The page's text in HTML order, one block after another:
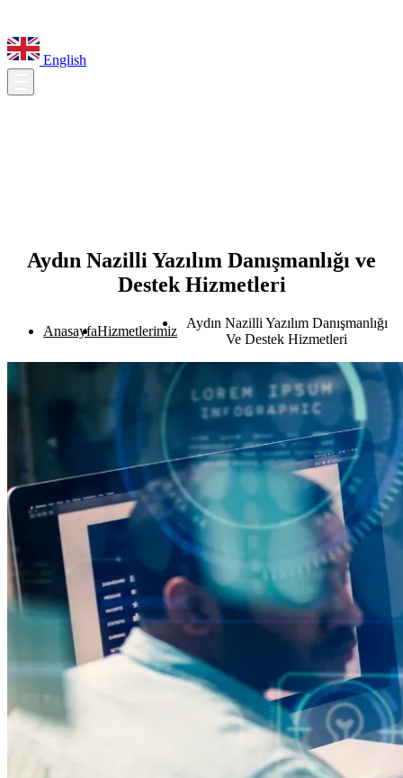
English
Aydın Nazilli Yazılım Danışmanlığı ve
Destek Hizmetleri
AnasayfaHizmetlerimiz
Aydın Nazilli Yazılım Danışmanlığı
Ve Destek Hizmetleri